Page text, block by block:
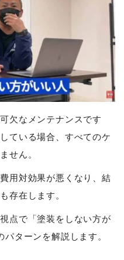
欠なメンテナンスです
ている場合、すべてのケ
せん。
用対効果が悪くなり、結
存在します。
点で「塗装をしない方が
ターンを解説します。